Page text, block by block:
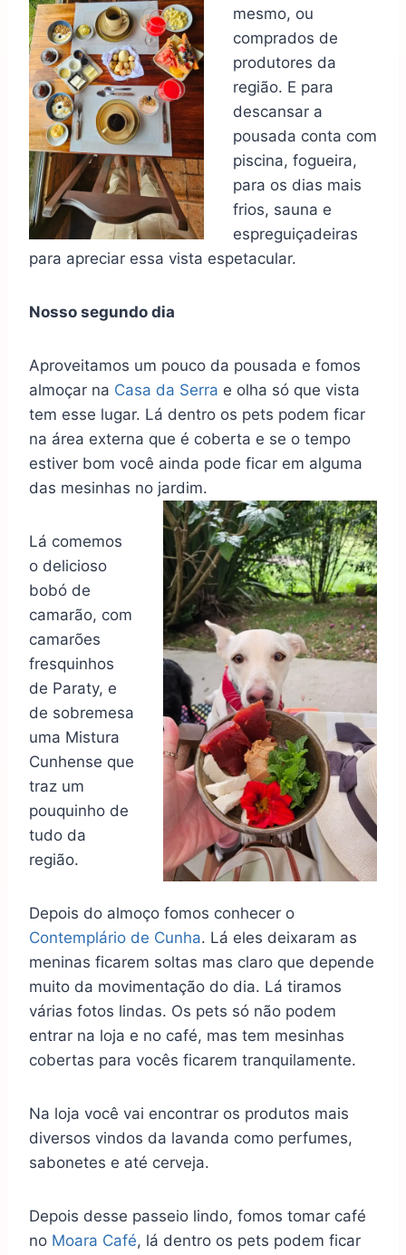
mesmo, ou
comprados de
produtores da
região. E para
descansar a
pousada conta com
piscina, fogueira,
para os dias mais
frios, sauna e
espreguiçadeiras
para apreciar essa vista espetacular.
Nosso segundo dia
Aproveitamos um pouco da pousada e fomos
almoçar na Casa da Serra e olha só que vista
tem esse lugar. Lá dentro os pets podem ficar
na área externa que é coberta e se o tempo
estiver bom você ainda pode ficar em alguma
das mesinhas no jardim.
Lá comemos
o delicioso
bobó de
camarão, com
camarões
fresquinhos
de Paraty, e
de sobremesa
uma Mistura
Cunhense que
traz um
pouquinho de
tudo da
região.
Depois do almoço fomos conhecer o
Contemplário de Cunha. Lá eles deixaram as
meninas ficarem soltas mas claro que depende
muito da movimentação do dia. Lá tiramos
várias fotos lindas. Os pets só não podem
entrar na loja e no café, mas tem mesinhas
cobertas para vocês ficarem tranquilamente.
Na loja você vai encontrar os produtos mais
diversos vindos da lavanda como perfumes,
sabonetes e até cerveja.
Depois desse passeio lindo, fomos tomar café
no Moara Café, lá dentro os pets podem ficar